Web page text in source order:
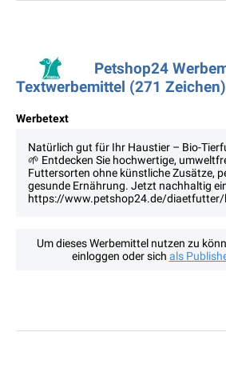
Petshop24
Textwerbemittel (271 Zeichen)
Werbetext
Natürlich gut für Ihr Haustier – Bio-
🌱 Entdecken Sie hochwertige,
Futtersorten ohne künstliche Zusätze,
gesunde Ernährung. Jetzt nachhaltig
https://www.petshop24.de/
Um dieses Werbemittel nutzen zu
einloggen oder sich als